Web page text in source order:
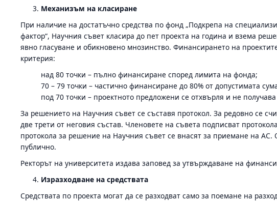
Механизъм на класиране
При наличие на достатъчно средства по фонд „Подкрепа на
фактор“, Научния съвет класира до пет проекта на година и взема
явно гласуване и обикновено мнозинство. Финансирането на
критерия:
над 80 точки – пълно финансиране според лимита на фонда;
70 – 79 точки – частично финансиране до 80% от допустимата
под 70 точки – проектното предложени се отхвърля и не
За решението на Научния съвет се съставя протокол. За редовно се
две трети от неговия състав. Членовете на съвета подписват
протокола за решение на Научния съвет се внасят за приемане на
публично.
Ректорът на университета издава заповед за утвърждаване на
Изразходване на средствата
Средствата по проекта могат да се разходват само за поемане на